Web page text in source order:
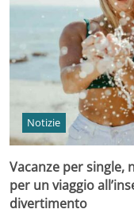
Notizie
Vacanze per single,
per un viaggio
divertimento